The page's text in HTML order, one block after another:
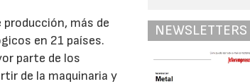
más de
en 21 países.
parte de los
de la maquinaria y
NEWSLETTERS